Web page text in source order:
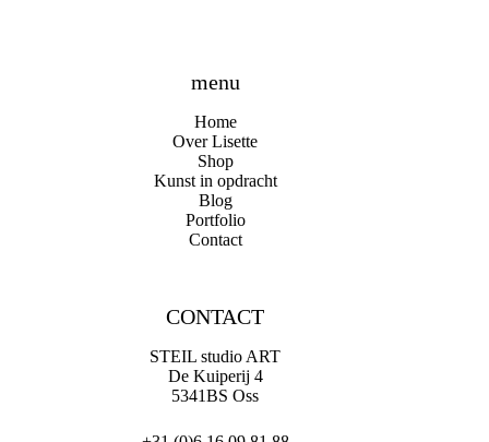
menu
Home
Over Lisette
Shop
Kunst in opdracht
Blog
Portfolio
Contact
CONTACT
STEIL studio ART
De Kuiperij 4
5341BS Oss